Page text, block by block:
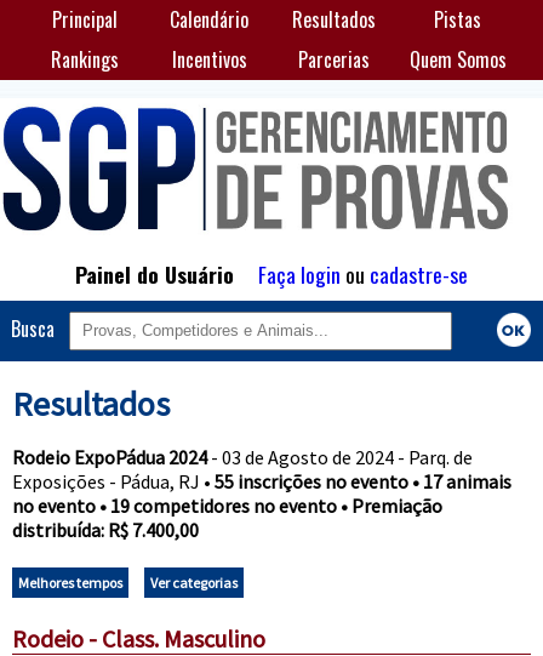
Principal Calendário Resultados
Pistas
Rankings
Incentivos Parcerias Quem Somos
Painel do Usuário Faça login ou cadastre-se
Busca
Resultados
Rodeio ExpoPádua 2024- 03 de Agosto de 2024 - Parq. de
Exposições - Pádua, RJ • 55 inscrições no evento • 17 animais
no evento • 19 competidores no evento • Premiação
distribuída: R$ 7.400,00
Melhores tempos Ver categorias
Rodeio - Class. Masculino